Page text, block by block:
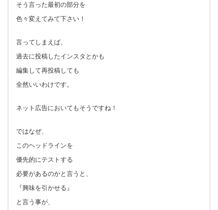
そう言った最初の部分を
色々変えてみて下さい！
言ってしまえば、
過去に投稿したインスタとかも
編集して再投稿しても
全然いいわけです。
ネット広告においてもそうですね！
ではなぜ、
このヘッドラインを
優先的にテストする
必要があるのかと言うと、
『興味を引かせる』
と言う事が、